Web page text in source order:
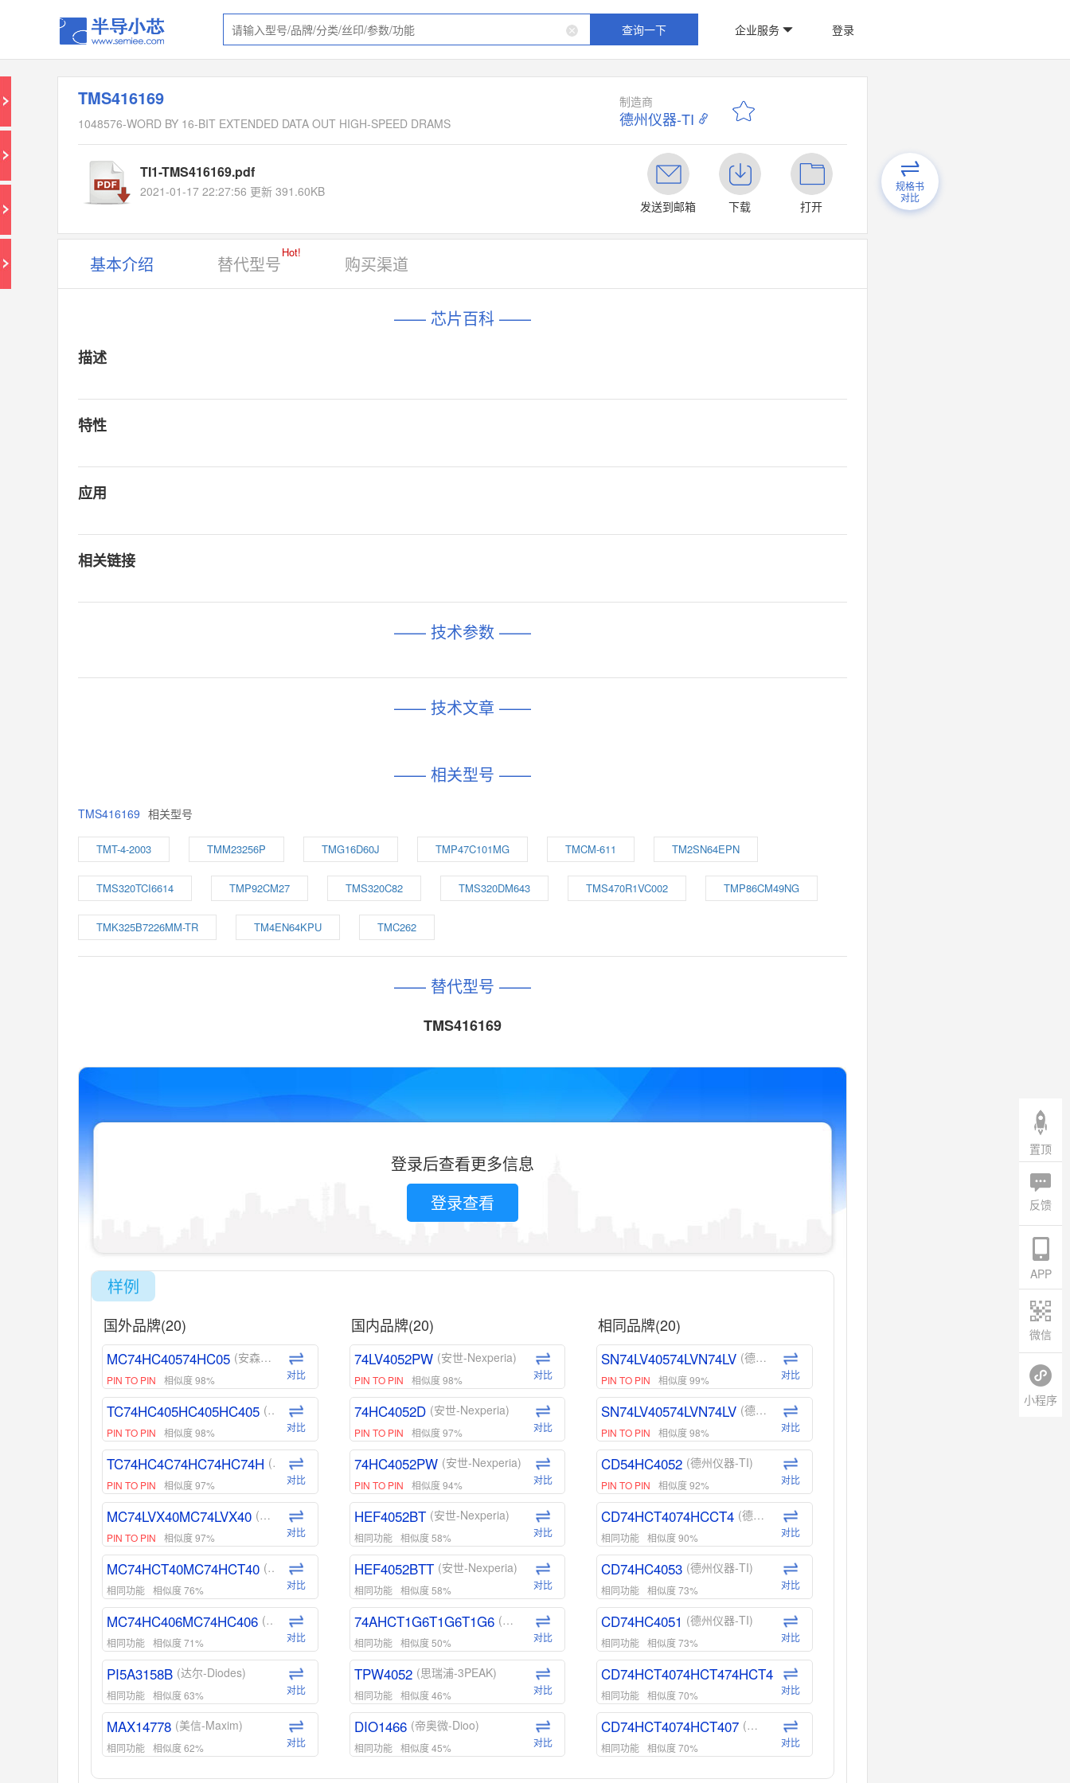
查询一下 企业服务 登录
TMS416169
1048576-WORD BY 16-BIT EXTENDED DATA OUT HIGH-SPEED DRAMS
制造商
德州仪器-TI
TI1-TMS416169.pdf
2021-01-17 22:27:56 更新 391.60KB
发送到邮箱
下载 打开
规格书
对比
基本介绍 替代型号
Hot!
购买渠道
—— 芯片百科 ——
描述
特性
应用
相关链接
—— 技术参数 ——
—— 技术文章 ——
—— 相关型号 ——
TMS416169 相关型号
TMT-4-2003 TMM23256P TMG16D60J TMP47C101MG TMCM-611 TM2SN64EPN
TMS320TCI6614 TMP92CM27 TMS320C82 TMS320DM643 TMS470R1VC002 TMP86CM49NG
TMK325B7226MM-TR TM4EN64KPU TMC262
—— 替代型号 ——
TMS416169
登录后查看更多信息
登录查看
样例
国外品牌(20)
MC74HC40574HC05 (安森美-ON)
PIN TO PIN 相似度 98% 对比
TC74HC405HC405HC405 (东芝-Toshiba)
PIN TO PIN 相似度 98% 对比
TC74HC4C74HC74HC74H (东芝-Toshiba)
PIN TO PIN 相似度 97% 对比
MC74LVX40MC74LVX40 (安森美-ON)
PIN TO PIN 相似度 97% 对比
MC74HCT40MC74HCT40 (安森美-ON)
相同功能 相似度 76% 对比
MC74HC406MC74HC406 (安森美-ON)
相同功能 相似度 71% 对比
PI5A3158B (达尔-Diodes)
相同功能 相似度 63% 对比
MAX14778 (美信-Maxim)
相同功能 相似度 62% 对比
ADG1439 (亚德诺-ADI)
国内品牌(20)
74LV4052PW (安世-Nexperia)
PIN TO PIN 相似度 98% 对比
74HC4052D (安世-Nexperia)
PIN TO PIN 相似度 97% 对比
74HC4052PW (安世-Nexperia)
PIN TO PIN 相似度 94% 对比
HEF4052BT (安世-Nexperia)
相同功能 相似度 58% 对比
HEF4052BTT (安世-Nexperia)
相同功能 相似度 58% 对比
74AHCT1G6T1G6T1G6 (安世-Nexperia)
相同功能 相似度 50% 对比
TPW4052 (思瑞浦-3PEAK)
相同功能 相似度 46% 对比
DIO1466 (帝奥微-Dioo)
相同功能 相似度 45% 对比
DIO1159 (帝奥微-Dioo)
相同品牌(20)
SN74LV40574LVN74LV (德州仪器-TI)
PIN TO PIN 相似度 99% 对比
SN74LV40574LVN74LV (德州仪器-TI)
PIN TO PIN 相似度 98% 对比
CD54HC4052 (德州仪器-TI)
PIN TO PIN 相似度 92% 对比
CD74HCT4074HCCT4 (德州仪器-TI)
相同功能 相似度 90% 对比
CD74HC4053 (德州仪器-TI)
相同功能 相似度 73% 对比
CD74HC4051 (德州仪器-TI)
相同功能 相似度 73% 对比
CD74HCT4074HCT474HCT4 (德州仪器-TI)
相同功能 相似度 70% 对比
CD74HCT4074HCT407 (德州仪器-TI)
相同功能 相似度 70% 对比
CD74HCT4D74HDCT40 (德州仪器-TI)
置顶
反馈
APP
微信
小程序